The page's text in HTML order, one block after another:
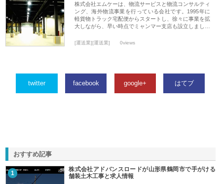
株式会社エムケーは、物流サービスと物流コンサルティ
ング、海外物流事業を行っている会社です。1995年に
軽貨物トラック宅配便からスタートし、徐々に事業を拡
大しながら、早い時点でミャンマー支店も設立しまし…
[運送業][運送業] 0views
twitter facebook google+ はてブ
おすすめ記事
1
株式会社アドバンスロードが山形県鶴岡市で手がける
舗装土木工事と求人情報